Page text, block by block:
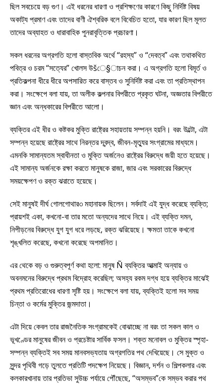
ছিল সবচেয়ে বড় গুণ। এই ধরনের ধারণা ও প্রশিক্ষণের কারণে কিছু নির্দিষ্ট বিষয়
অকাট্য প্রমাণ এবং তাদের বাণী ঐশ্বরিক বলে বিবেচিত হতো, যার কারণ ছিল মূলত
তাদের অব্যাহত ও ধারাবাহিক পুনরাবৃত্তিক প্রচারণা।
সকল ধরনের অগ্রগতি হলো বাস্তবিক অর্থে “রহস্য” ও “দেবত্ব” এবং তথাকথিত
পবিত্র ও চরম “সত্যের” খোলস উšে§াচন করা। এ অগ্রগতি হলো বিমূর্ত ও
প্রতিকল্পনা ধীরে ধীরে অপসারিত করে বাস্তব ও সুনির্দিষ্ট করা এবং তা প্রতিস্থাপন
করা। সংক্ষেপে বলা যায়, তা অলীক কল্পনার বিপরীতে প্রকৃত ঘটনা, অজ্ঞতার বিপরীতে
জ্ঞান এবং অন্ধকারের বিপরীতে আলো।
ব্যক্তির এই ধীর ও কষ্টকর মুক্তি রাষ্ট্রের সহায়তায় সম্পন্ন হয়নি। বরং উল্টো, এটা
সম্পন্ন হয়েছে রাষ্ট্রের সাথে নিরন্তর দ্বন্দ্ব, জীবন-মৃত্যুর সংগ্রামের মাধ্যমে।
এমনকি সামান্যতম স্বাধীনতা ও মুক্তি অর্জনেও রাষ্ট্রের বিরুদ্ধে জয়ী হতে হয়েছে।
এই সামান্য অর্জনকে রক্ষা করতে মানুষকে রাজা, জার এবং সরকারের বিরুদ্ধে
সময়ক্ষেপণ ও রক্ত ঝরাতে হয়েছে।
সেই মানুষই দীর্ঘ গোলগোথার৩ মহানায়ক ছিলেন। সর্বদাই এই যুদ্ধ করেছে ব্যক্তি;
প্রায়শই একা, কখনো-বা তার মতো অন্যদের সাথে নিয়ে। এই ব্যক্তি দমন,
নিপীড়নের বিরুদ্ধে যুগ যুগ ধরে লড়ছে, রক্ত ঝরিয়েছে। ক্ষমতা তাকে কখনো
শৃঙ্খলিত করেছে, কখনো করেছে অপমানিত।
এর থেকে বড় ও গুরুত্বপূর্ণ কথা হলো: মানুষ Ñ ব্যক্তির আত্মাই অন্যায় ও
অবনমনের বিরুদ্ধে প্রথম বিদ্রোহ করেছিল; অসহ্য রকম দগ্ধ হয়ে ব্যক্তির মাঝেই
প্রথম প্রতিরোধের ধারণা সৃষ্টি হয়। সংক্ষেপে বলা যায়, ব্যক্তিই হলো সব সময়
চিন্তা ও কর্মের মুক্তির জন্মদাতা।
এটা দিয়ে কেবল তার রাজনৈতিক সংগ্রামকেই বোঝাচ্ছে না বরং তা সকল কাল ও
ভূখণ্ডের মানুষের জীবন ও প্রচেষ্টার সার্বিক ফসল। শক্ত মনোবল ও মুক্তির স্পৃহা-
সম্পন্ন ব্যক্তিই সব সময় মানবসভ্যতায় অগ্রগতির পথ দেখিয়েছে। সে মুক্ত ও
সুন্দর পৃথিবী গড়ে তুলতে প্রতিটি পদক্ষেপ নিয়েছে। বিজ্ঞান, দর্শন ও শিল্পকলার এবং
কলকারখানায় তার প্রতিভা সুউচ্চ পর্যায়ে পৌঁছেছে, “অসম্ভব”কে সম্ভব করার পথ